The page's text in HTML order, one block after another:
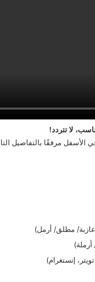
لا تتردد!
مرفقًا بالتفاصيل
مطلق/ أرمل)
إنستغرام)